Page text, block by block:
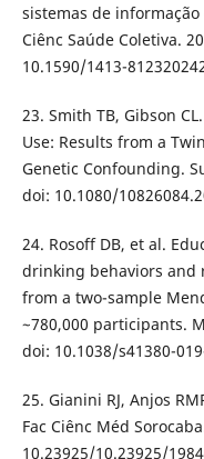
sistemas de
Ciênc Saúde Coletiva.
10.1590/1413-
23. Smith TB, Gibson
Use: Results from a
Genetic Confounding.
doi: 10.1080/
24. Rosoff DB, et al.
drinking behaviors and
from a two-sample
~780,000 participants.
doi: 10.1038/s41380-
25. Gianini RJ, Anjos
Fac Ciênc Méd
10.23925/10.23925/